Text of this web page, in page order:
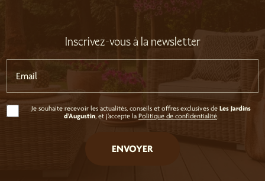
Inscrivez-vous à la newsletter
Email
Je souhaite recevoir les actualités, conseils et offres exclusives de Les Jardins
d'Augustin, et j’accepte la Politique de confidentialité.